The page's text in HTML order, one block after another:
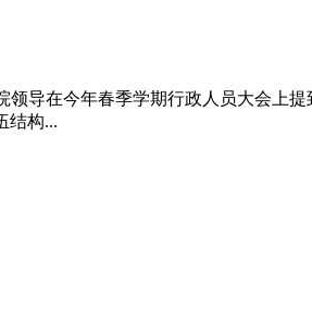
导在今年春季学期行政人员大会上
结构...